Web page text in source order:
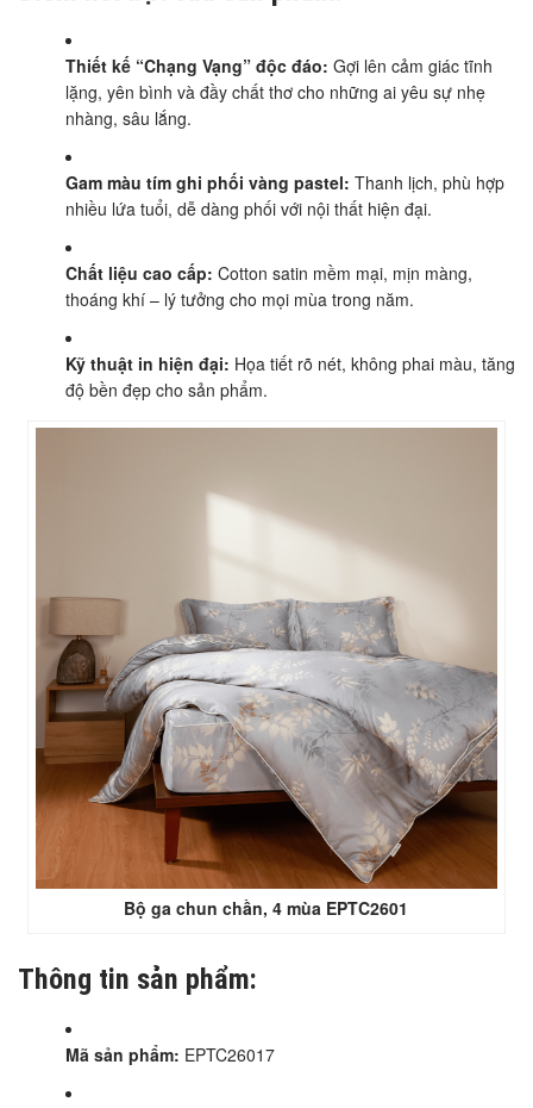
Thiết kế “Chạng Vạng” độc đáo: Gợi lên cảm giác tĩnh
lặng, yên bình và đầy chất thơ cho những ai yêu sự nhẹ
nhàng, sâu lắng.
Gam màu tím ghi phối vàng pastel: Thanh lịch, phù hợp
nhiều lứa tuổi, dễ dàng phối với nội thất hiện đại.
Chất liệu cao cấp: Cotton satin mềm mại, mịn màng,
thoáng khí – lý tưởng cho mọi mùa trong năm.
Kỹ thuật in hiện đại: Họa tiết rõ nét, không phai màu, tăng
độ bền đẹp cho sản phẩm.
Bộ ga chun chần, 4 mùa EPTC2601
Thông tin sản phẩm:
Mã sản phẩm: EPTC26017